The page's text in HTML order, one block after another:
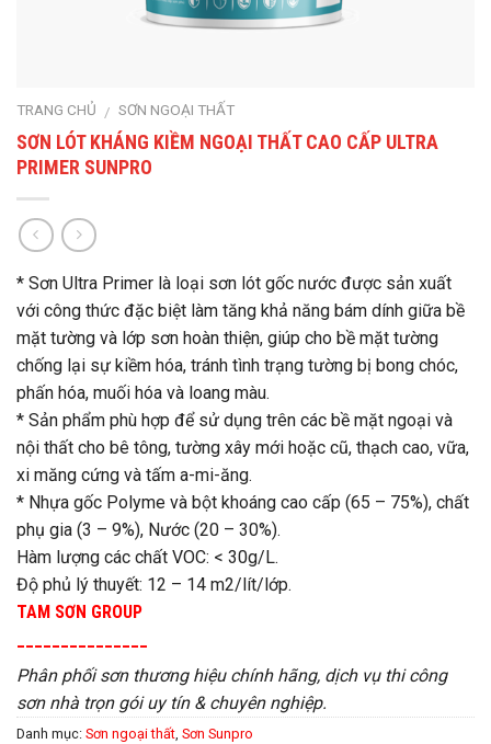
TRANG CHỦ / SƠN NGOẠI THẤT
SƠN LÓT KHÁNG KIỀM NGOẠI THẤT CAO CẤP ULTRA
PRIMER SUNPRO
* Sơn Ultra Primer là loại sơn lót gốc nước được sản xuất
với công thức đặc biệt làm tăng khả năng bám dính giữa bề
mặt tường và lớp sơn hoàn thiện, giúp cho bề mặt tường
chống lại sự kiềm hóa, tránh tình trạng tường bị bong chóc,
phấn hóa, muối hóa và loang màu.
* Sản phẩm phù hợp để sử dụng trên các bề mặt ngoại và
nội thất cho bê tông, tường xây mới hoặc cũ, thạch cao, vữa,
xi măng cứng và tấm a-mi-ăng.
* Nhựa gốc Polyme và bột khoáng cao cấp (65 – 75%), chất
phụ gia (3 – 9%), Nước (20 – 30%).
Hàm lượng các chất VOC: < 30g/L.
Độ phủ lý thuyết: 12 – 14 m2/lít/lớp.
TAM SƠN GROUP
Phân phối sơn thương hiệu chính hãng, dịch vụ thi công
sơn nhà trọn gói uy tín & chuyên nghiệp.
Danh mục: Sơn ngoại thất, Sơn Sunpro